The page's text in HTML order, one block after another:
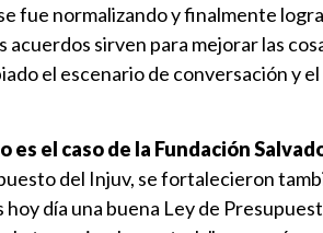
fue normalizando y finalmente
sirven para mejorar las
el escenario de conversación y el
el caso de la Fundación
del Injuv, se fortalecieron
día una buena Ley de